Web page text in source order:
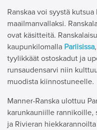
Ranskaa voi syystä
maailmanvallaksi.
ovat käsitteitä.
kaupunkilomalla Pariisissa
tyylikkäät ostoskadut ja
runsaudensarvi niin
muodista kiinnostuneelle.
Manner-Ranska ulottuu
karunkauniille rannikoille,
ja Rivieran